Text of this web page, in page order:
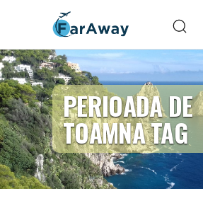
PERIOADA DE
TOAMNA TAG